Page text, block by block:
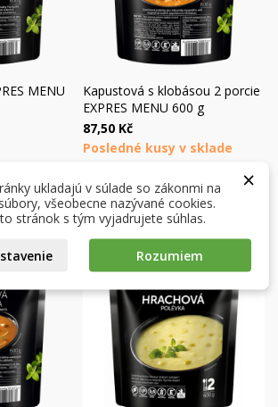
MENU
Kapustová s klobásou 2 porcie
EXPRES MENU 600 g
87,50 Kč
Posledné kusy v sklade
Vložiť do košíka
prianí
zoznam
×
((confirmMessage))
((modalDeleteText))
želaní
Názov zoznamu želaní
Vytvoriť zoznam želaní
×
aby ste si mohli výrobky uložiť do
svojho zoznamu želaní.
Prihlásiť sa
×
ukladajú v súlade so zákonmi na
všeobecne nazývané cookies.
stránok s tým vyjadrujete súhlas.
Rozumiem